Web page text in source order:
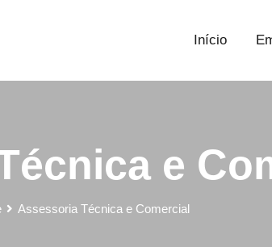
Início
e
Assessoria Técnica e Comercial